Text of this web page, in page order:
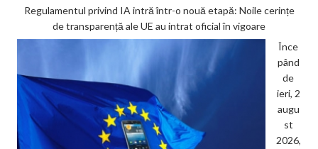
Regulamentul privind IA intră într-o nouă etapă: Noile cerințe
de transparență ale UE au intrat oficial în vigoare
Înce
pând
de
ieri, 2
augu
st
2026,